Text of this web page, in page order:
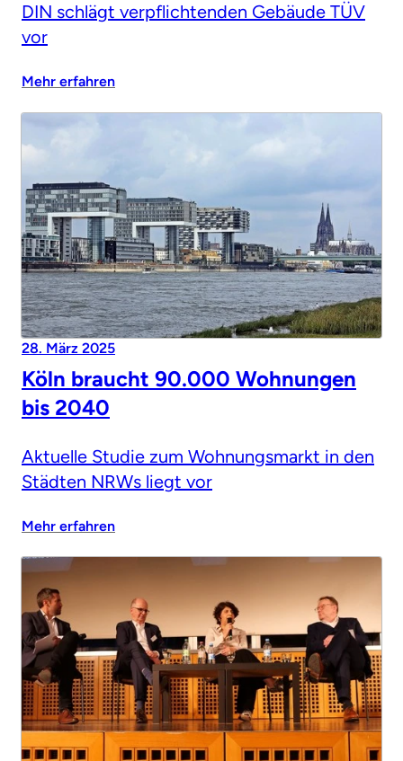
DIN schlägt verpflichtenden Gebäude TÜV
vor
Mehr erfahren
28. März 2025
Köln braucht 90.000 Wohnungen
bis 2040
Aktuelle Studie zum Wohnungsmarkt in den
Städten NRWs liegt vor
Mehr erfahren